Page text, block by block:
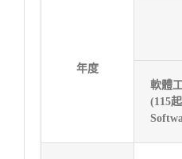
年度
軟體
(115